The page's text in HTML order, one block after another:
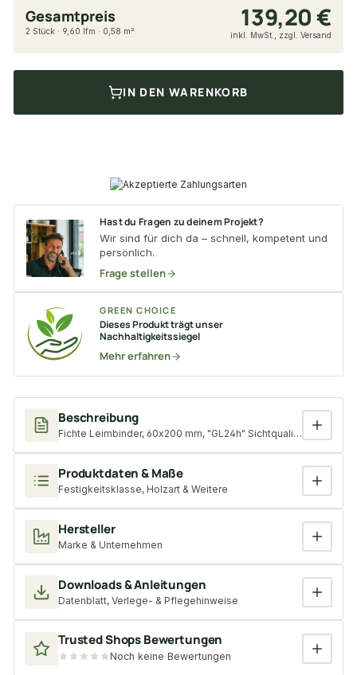
Beschreibung
Fichte Leimbinder, 60x200 mm, "GL24h" Sichtqualität, Lamellen
Produktdaten & Maße
Festigkeitsklasse, Holzart & Weitere
Hersteller
Marke & Unternehmen
Downloads & Anleitungen
Datenblatt, Verlege- & Pflegehinweise
Trusted Shops Bewertungen
Noch keine Bewertungen
Gesamtpreis 139,20 €
2 Stück · 9,60 lfm · 0,58 m² inkl. MwSt., zzgl. Versand
IN DEN WARENKORB
Hast du Fragen zu deinem Projekt?
Wir sind für dich da – schnell, kompetent und
persönlich.
Frage stellen
GREEN CHOICE
Dieses Produkt trägt unser
Nachhaltigkeitssiegel
Mehr erfahren